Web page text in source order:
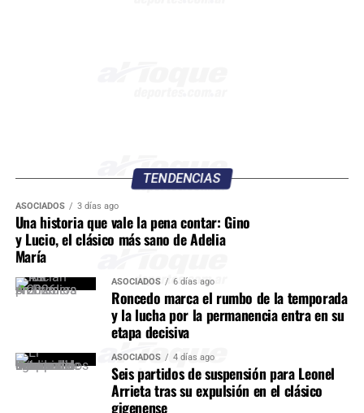
TENDENCIAS
ASOCIADOS 3 días ago
Una historia que vale la pena contar: Gino
y Lucio, el clásico más sano de Adelia
María
ASOCIADOS 6 días ago
Roncedo marca el rumbo de la temporada
y la lucha por la permanencia entra en su
etapa decisiva
ASOCIADOS 4 días ago
Seis partidos de suspensión para Leonel
Arrieta tras su expulsión en el clásico
gigenense